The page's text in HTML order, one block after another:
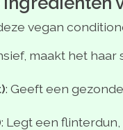
vegan
maakt het
: Geeft een
: Legt een